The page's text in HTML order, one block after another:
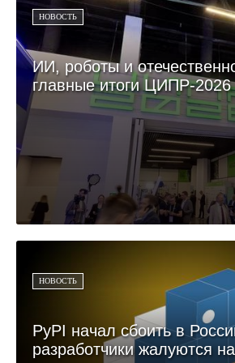
НОВОСТЬ
ИИ, роботы и
главные итоги ЦИПР-2026
НОВОСТЬ
PyPI начал сбоить в
разработчики жалуются